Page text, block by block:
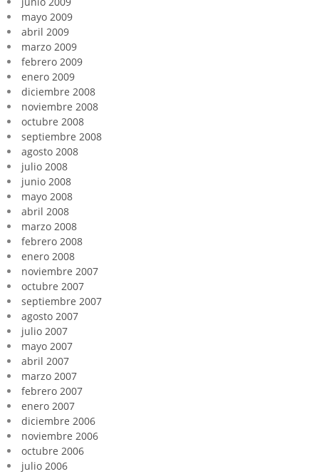
mayo 2009
abril 2009
marzo 2009
febrero 2009
enero 2009
diciembre 2008
noviembre 2008
octubre 2008
septiembre 2008
agosto 2008
julio 2008
junio 2008
mayo 2008
abril 2008
marzo 2008
febrero 2008
enero 2008
noviembre 2007
octubre 2007
septiembre 2007
agosto 2007
julio 2007
mayo 2007
abril 2007
marzo 2007
febrero 2007
enero 2007
diciembre 2006
noviembre 2006
octubre 2006
julio 2006